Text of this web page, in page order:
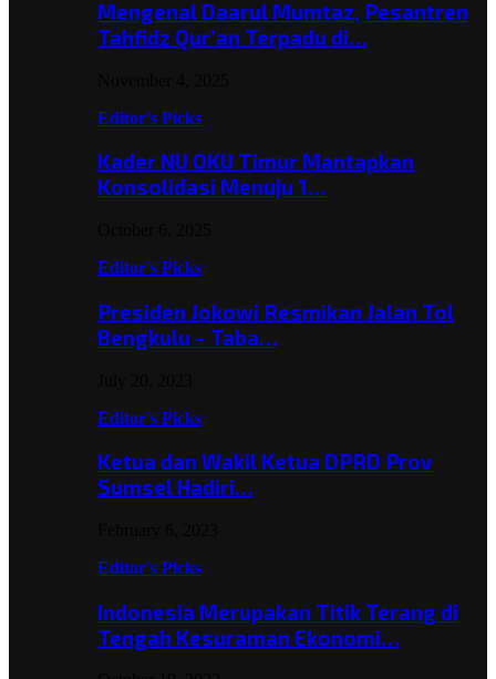
Mengenal Daarul Mumtaz, Pesantren
Tahfidz Qur’an Terpadu di…
Editor's Picks
Kader NU OKU Timur Mantapkan
Konsolidasi Menuju 1…
Editor's Picks
Presiden Jokowi Resmikan Jalan Tol
Bengkulu – Taba…
Editor's Picks
Ketua dan Wakil Ketua DPRD Prov
Sumsel Hadiri…
Editor's Picks
Indonesia Merupakan Titik Terang di
Tengah Kesuraman Ekonomi…